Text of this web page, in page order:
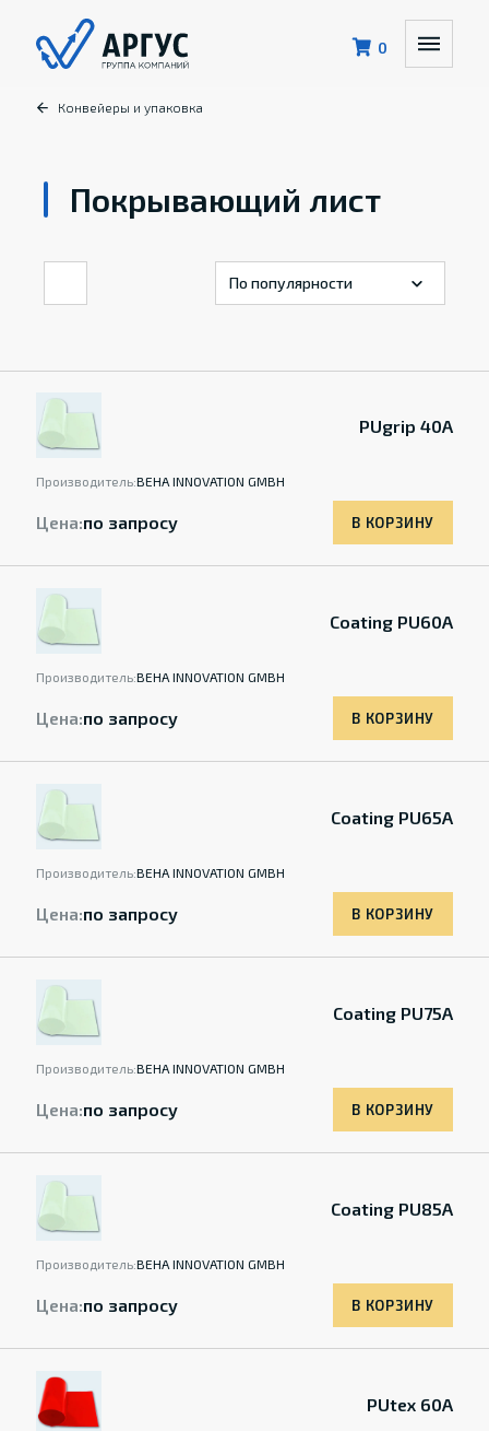
0
Конвейеры и упаковка
Покрывающий лист
PUgrip 40A
Производитель:BEHA INNOVATION GMBH
Цена:по запросу В КОРЗИНУ
Coating PU60A
Производитель:BEHA INNOVATION GMBH
Цена:по запросу В КОРЗИНУ
Coating PU65A
Производитель:BEHA INNOVATION GMBH
Цена:по запросу В КОРЗИНУ
Coating PU75A
Производитель:BEHA INNOVATION GMBH
Цена:по запросу В КОРЗИНУ
Coating PU85A
Производитель:BEHA INNOVATION GMBH
Цена:по запросу В КОРЗИНУ
PUtex 60A